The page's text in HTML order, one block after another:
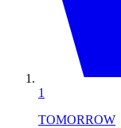
1
TOMORROW